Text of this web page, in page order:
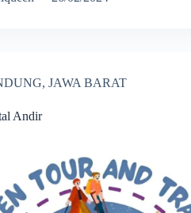
,JAWA BARAT
Andir